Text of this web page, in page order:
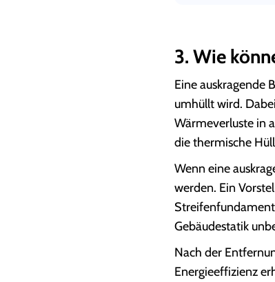
3. Wie
Eine
umhüllt wird.
Wärmeverluste in
die thermische
Wenn eine
werden. Ein
Gebäudestatik
Nach der
Energieeffizienz